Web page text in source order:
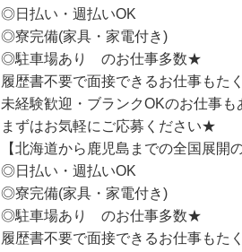
◎日払い・週払いOK
◎寮完備(家具・家電付き)
◎駐車場あり のお仕事多数★
履歴書不要で面接できるお仕事もた
未経験歓迎・ブランクOKのお仕事も
まずはお気軽にご応募ください★
【北海道から鹿児島までの全国展開
◎日払い・週払いOK
◎寮完備(家具・家電付き)
◎駐車場あり のお仕事多数★
履歴書不要で面接できるお仕事もた